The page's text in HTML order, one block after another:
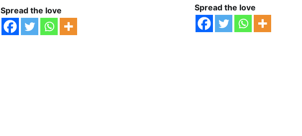
Spread the love
Spread the love